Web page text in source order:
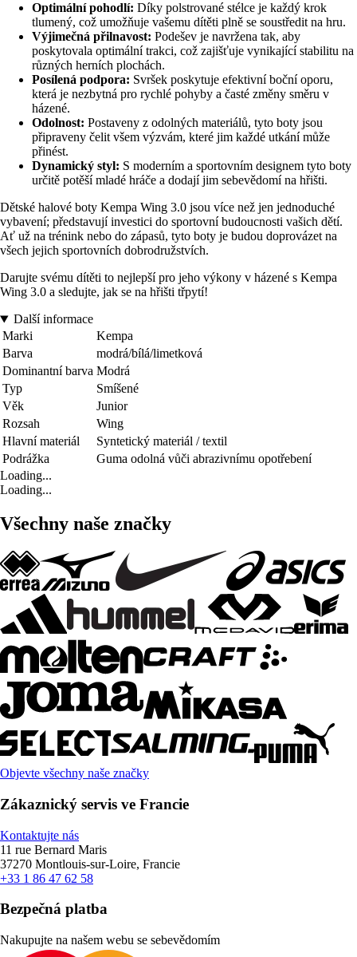
Optimální pohodlí: Díky polstrované stélce je každý krok
tlumený, což umožňuje vašemu dítěti plně se soustředit na hru.
Výjimečná přilnavost: Podešev je navržena tak, aby
poskytovala optimální trakci, což zajišťuje vynikající stabilitu na
různých herních plochách.
Posílená podpora: Svršek poskytuje efektivní boční oporu,
která je nezbytná pro rychlé pohyby a časté změny směru v
házené.
Odolnost: Postaveny z odolných materiálů, tyto boty jsou
připraveny čelit všem výzvám, které jim každé utkání může
přinést.
Dynamický styl: S moderním a sportovním designem tyto boty
určitě potěší mladé hráče a dodají jim sebevědomí na hřišti.
Dětské halové boty Kempa Wing 3.0 jsou více než jen jednoduché
vybavení; představují investici do sportovní budoucnosti vašich dětí.
Ať už na trénink nebo do zápasů, tyto boty je budou doprovázet na
všech jejich sportovních dobrodružstvích.
Darujte svému dítěti to nejlepší pro jeho výkony v házené s Kempa
Wing 3.0 a sledujte, jak se na hřišti třpytí!
Další informace
Marki
Kempa
Barva
modrá/bílá/limetková
Dominantní barva Modrá
Typ
Smíšené
Věk
Junior
Rozsah
Wing
Hlavní materiál
Syntetický materiál / textil
Podrážka
Guma odolná vůči abrazivnímu opotřebení
Loading...
Loading...
Všechny naše značky
Objevte všechny naše značky
Zákaznický servis ve Francie
Kontaktujte nás
11 rue Bernard Maris
37270 Montlouis-sur-Loire, Francie
+33 1 86 47 62 58
Bezpečná platba
Nakupujte na našem webu se sebevědomím